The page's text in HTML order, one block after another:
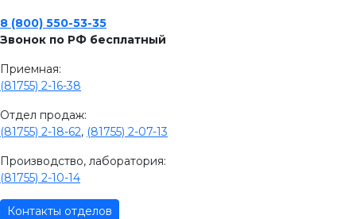
8 (800) 550-53-35
Звонок по РФ бесплатный
Приемная:
(81755) 2-16-38
Отдел продаж:
(81755) 2-18-62, (81755) 2-07-13
Производство, лаборатория:
(81755) 2-10-14
Контакты отделов